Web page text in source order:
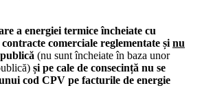
a energiei termice încheiate cu
comerciale reglementate și nu
(nu sunt încheiate în baza unor
și pe cale de consecință nu se
cod CPV pe facturile de energie